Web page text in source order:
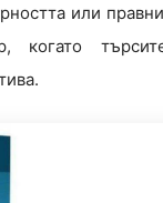
или
когато